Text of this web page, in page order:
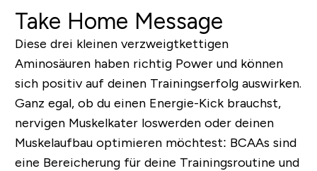
Take Home Message
Diese drei kleinen verzweigtkettigen
Aminosäuren haben richtig Power und können
sich positiv auf deinen Trainingserfolg auswirken.
Ganz egal, ob du einen Energie-Kick brauchst,
nervigen Muskelkater loswerden oder deinen
Muskelaufbau optimieren möchtest: BCAAs sind
eine Bereicherung für deine Trainingsroutine und